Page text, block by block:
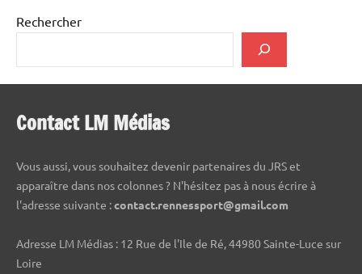
Rechercher
Contact LM Médias
Vous aussi, vous souhaitez devenir partenaires du JRS et
apparaître dans nos colonnes ? N'hésitez pas à nous écrire à
l'adresse suivante :contact.rennessport@gmail.com
Adresse LM Médias : 12 Rue de l'Ile de Ré, 44980 Sainte-Luce sur
Loire